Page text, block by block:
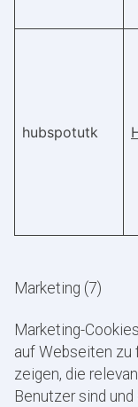
hubspotutk
Marketing (7)
Marketing-
auf Webseiten zu
zeigen, die
Benutzer sind